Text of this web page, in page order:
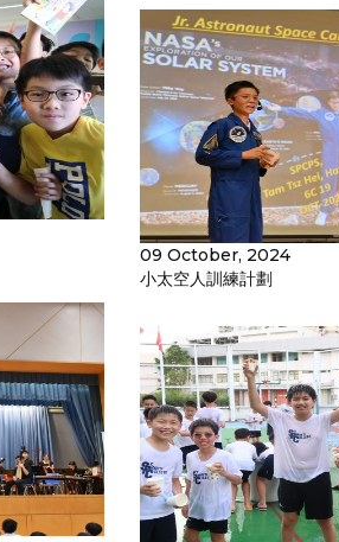
09 October, 2024
小太空人訓練計劃